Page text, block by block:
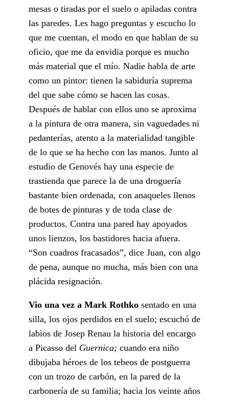
mesas o tiradas por el suelo o apiladas contra
las paredes. Les hago preguntas y escucho lo
que me cuentan, el modo en que hablan de su
oficio, que me da envidia porque es mucho
más material que el mío. Nadie habla de arte
como un pintor: tienen la sabiduría suprema
del que sabe cómo se hacen las cosas.
Después de hablar con ellos uno se aproxima
a la pintura de otra manera, sin vaguedades ni
pedanterías, atento a la materialidad tangible
de lo que se ha hecho con las manos. Junto al
estudio de Genovés hay una especie de
trastienda que parece la de una droguería
bastante bien ordenada, con anaqueles llenos
de botes de pinturas y de toda clase de
productos. Contra una pared hay apoyados
unos lienzos, los bastidores hacia afuera.
“Son cuadros fracasados”, dice Juan, con algo
de pena, aunque no mucha, más bien con una
plácida resignación.
Vio una vez a Mark Rothko sentado en una
silla, los ojos perdidos en el suelo; escuchó de
labios de Josep Renau la historia del encargo
a Picasso del Guernica; cuando era niño
dibujaba héroes de los tebeos de postguerra
con un trozo de carbón, en la pared de la
carbonería de su familia; hacia los veinte años